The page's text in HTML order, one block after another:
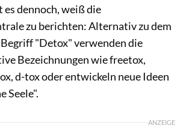
dennoch, weiß die
zu berichten: Alternativ zu dem
"Detox" verwenden die
Bezeichnungen wie freetox,
d-tox oder entwickeln neue Ideen
Seele".
ANZEIGE